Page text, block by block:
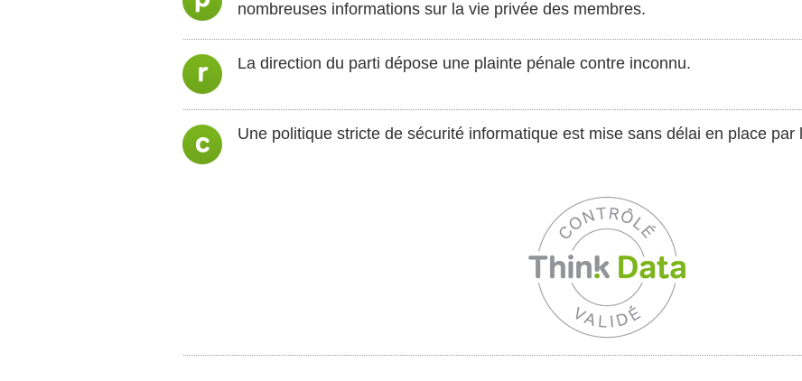
nombreuses informations sur la vie privée des membres.
La direction du parti dépose une plainte pénale contre inconnu.
Une politique stricte de sécurité informatique est mise sans délai en place par